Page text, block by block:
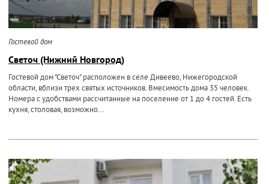
Гостевой дом
Светоч (Нижний Новгород)
Гостевой дом "Светоч" расположен в селе Дивеево, Нижегородской
области, вблизи трех святых источников. Вмесимость дома 35 человек.
Номера с удобствами рассчитанные на поселение от 1 до 4 гостей. Есть
кухня, столовая, возможно...